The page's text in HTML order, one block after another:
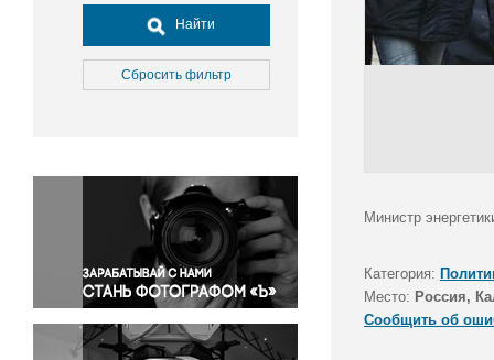
Досуг, туризм и отдых
Культура
Медицина
Окружающая среда
Политика
Правосудие
Происшествия и конфликты
Религия
Светская жизнь
Спорт
Найти
Сбросить фильтр
Министр
Категория:
Место: Россия,
Сообщить об